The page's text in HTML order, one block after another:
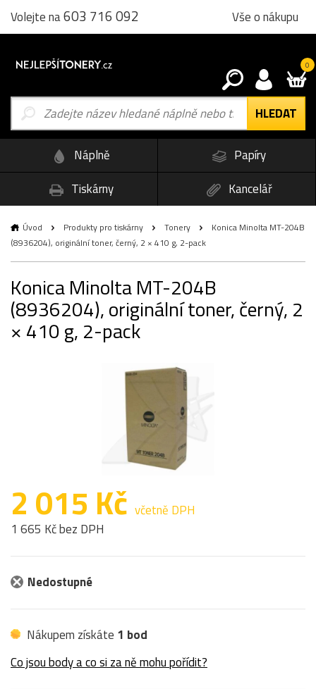
Volejte na603 716 092 Vše o nákupu
0
Náplně
Papíry
Tiskárny
Kancelář
Úvod Produkty pro tiskárny Tonery
Konica Minolta MT-204B
(8936204), originální toner, černý, 2 × 410 g, 2-pack
Konica Minolta MT-204B
(8936204), originální toner, černý, 2
× 410 g, 2-pack
2 015 Kč včetně DPH
1 665 Kč bez DPH
Nedostupné
Nákupem získáte 1 bod
Co jsou body a co si za ně mohu pořídit?